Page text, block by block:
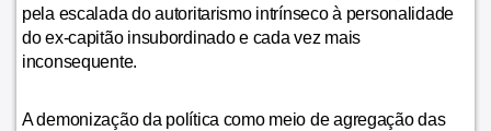
pela escalada do autoritarismo intrínseco à personalidade
do ex-capitão insubordinado e cada vez mais
inconsequente.
A demonização da política como meio de agregação das